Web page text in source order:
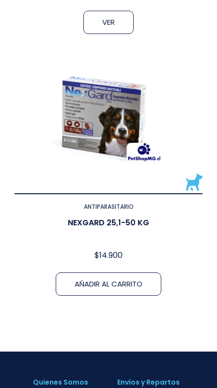
VER
ANTIPARASITARIO
NEXGARD 25,1-50 KG
$14.900
AÑADIR AL CARRITO
Quienes Somos Envíos y Repartos